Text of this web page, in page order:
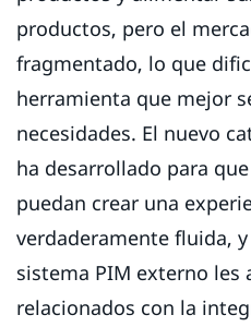
productos, pero el
fragmentado, lo que
herramienta que mejor
necesidades. El nuevo
ha desarrollado para
puedan crear una
verdaderamente fluida,
sistema PIM externo les
relacionados con la